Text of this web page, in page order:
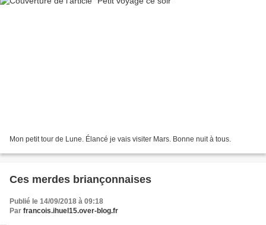
Mon petit tour de Lune. Élancé je vais visiter Mars. Bonne nuit à tous.
Ces merdes briançonnaises
Publié le 14/09/2018 à 09:18
Par francois.ihuel15.over-blog.fr